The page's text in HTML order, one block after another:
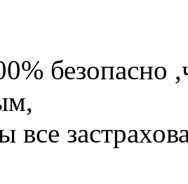
безопасно
все